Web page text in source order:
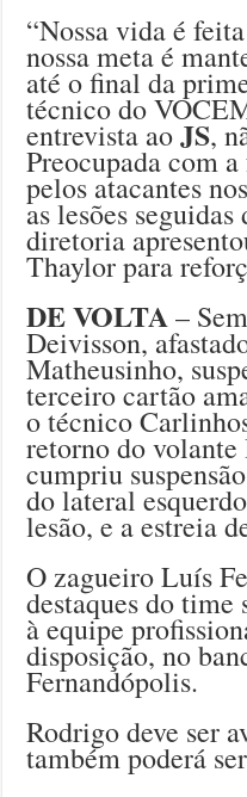
“Nossa vida é
nossa meta é
até o final da
técnico do
entrevista aoJS,
Preocupada com
pelos atacantes
as lesões
diretoria
Thaylor para
DE VOLTA–
Deivisson,
Matheusinho,
terceiro cartão
o técnico
retorno do
cumpriu
do lateral
lesão, e a estreia
O zagueiro Luís
destaques do
à equipe
disposição, no
Fernandópolis.
Rodrigo deve ser
também poderá